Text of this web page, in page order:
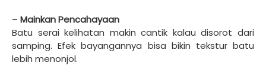
– Mainkan Pencahayaan
Batu serai kelihatan makin cantik kalau disorot dari
samping. Efek bayangannya bisa bikin tekstur batu
lebih menonjol.